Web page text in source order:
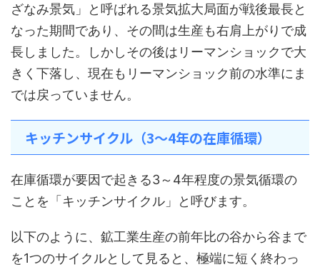
ざなみ景気」と呼ばれる景気拡大局面が戦後最長と
なった期間であり、その間は生産も右肩上がりで成
長しました。しかしその後はリーマンショックで大
きく下落し、現在もリーマンショック前の水準にま
では戻っていません。
キッチンサイクル（3～4年の在庫循環）
在庫循環が要因で起きる3～4年程度の景気循環の
ことを「キッチンサイクル」と呼びます。
以下のように、鉱工業生産の前年比の谷から谷まで
を1つのサイクルとして見ると、極端に短く終わっ